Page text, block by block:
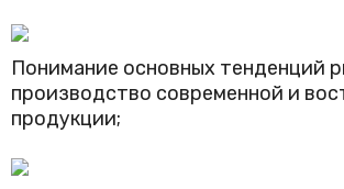
Понимание основных тенденций
производство современной и
продукции;